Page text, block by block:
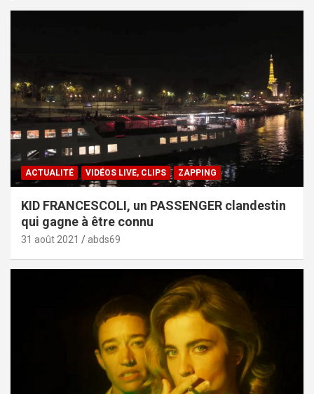
ACTUALITÉ VIDÉOS LIVE, CLIPS ZAPPING
KID FRANCESCOLI, un PASSENGER clandestin
qui gagne à être connu
31 août 2021 abds69